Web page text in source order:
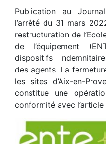
Publication au
l’arrêté du 31 mars
restructuration de
de l’équipement
dispositifs
des agents. La
les sites d’Aix-en-
constitue une
conformité avec l’article